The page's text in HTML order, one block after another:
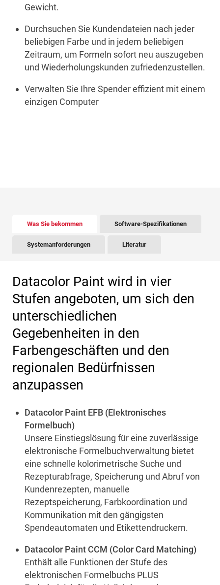
Gewicht.
Durchsuchen Sie Kundendateien nach jeder
beliebigen Farbe und in jedem beliebigen
Zeitraum, um Formeln sofort neu auszugeben
und Wiederholungskunden zufriedenzustellen.
Verwalten Sie Ihre Spender effizient mit einem
einzigen Computer
Was Sie bekommen Software-Spezifikationen
Systemanforderungen Literatur
Datacolor Paint wird in vier
Stufen angeboten, um sich den
unterschiedlichen
Gegebenheiten in den
Farbengeschäften und den
regionalen Bedürfnissen
anzupassen
Datacolor Paint EFB (Elektronisches
Formelbuch)
Unsere Einstiegslösung für eine zuverlässige
elektronische Formelbuchverwaltung bietet
eine schnelle kolorimetrische Suche und
Rezepturabfrage, Speicherung und Abruf von
Kundenrezepten, manuelle
Rezeptspeicherung, Farbkoordination und
Kommunikation mit den gängigsten
Spendeautomaten und Etikettendruckern.
Datacolor Paint CCM (Color Card Matching)
Enthält alle Funktionen der Stufe des
elektronischen Formelbuchs PLUS